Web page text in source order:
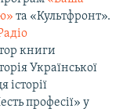
та «Культфронт».
книги
Української
історії
професії» у